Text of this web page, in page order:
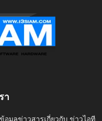
า
อมูลข่าวสารเกี่ยวกับ ข่าวไอที